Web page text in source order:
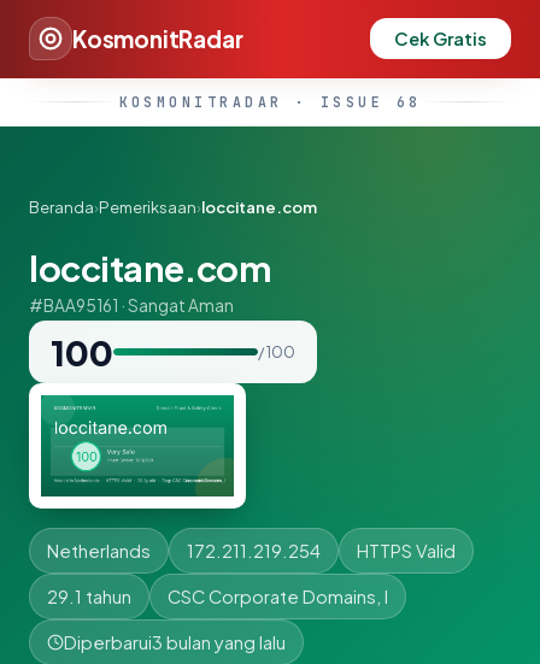
KosmonitRadar Cek Gratis
KOSMONITRADAR · ISSUE 68
Beranda›Pemeriksaan›loccitane.com
loccitane.com
#BAA95161 · Sangat Aman
100 / 100
Netherlands 172.211.219.254 HTTPS Valid
29.1 tahun CSC Corporate Domains, I
Diperbarui3 bulan yang lalu